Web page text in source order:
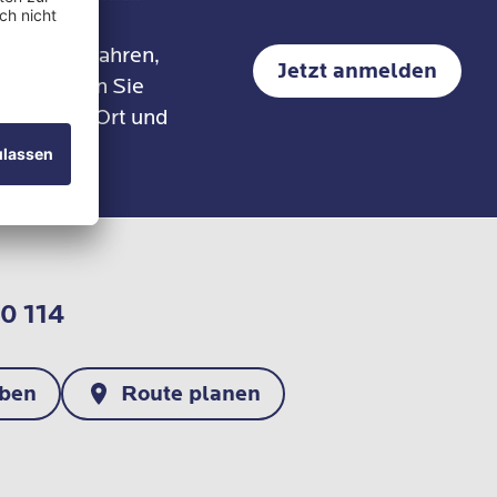
oder krank, nie im luftleeren
Raum befindet.
erhalten Sie
einem Ort und
Jetzt anmelden
114
Route planen